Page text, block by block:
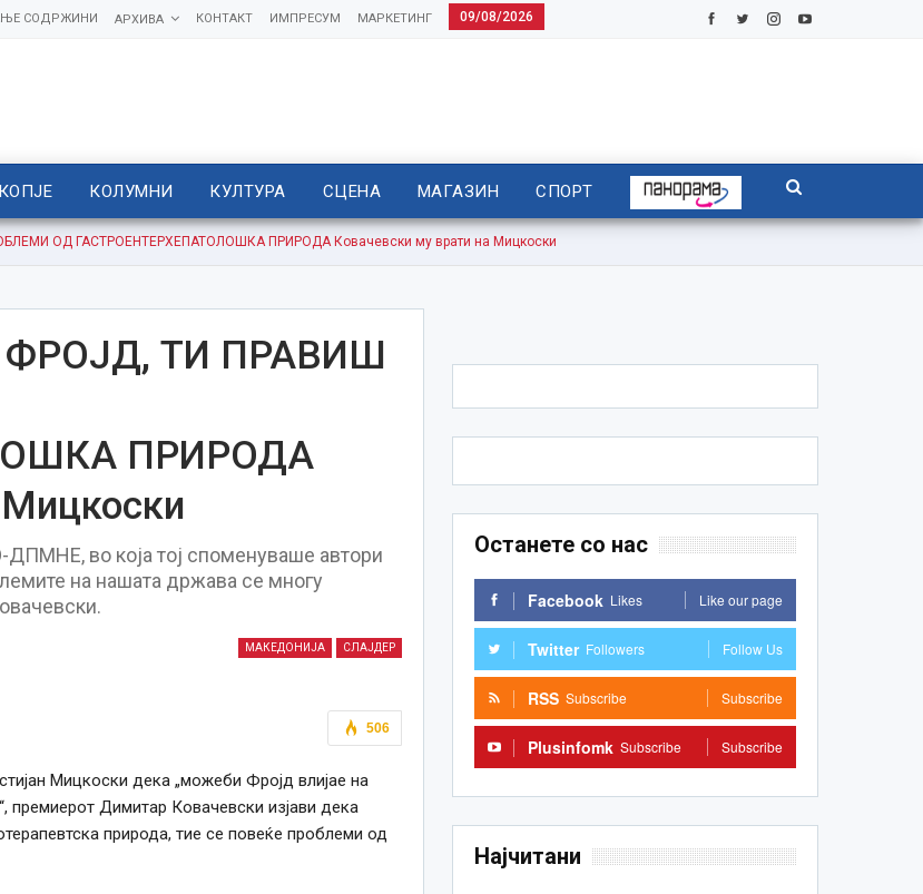
09/08/2026
МАРКЕТИНГ
ИМПРЕСУМ
КОНТАКТ
АРХИВА
СОДРЖИНИ
КОЛУМНИ КУЛТУРА СЦЕНА МАГАЗИН СПОРТ
ОД ГАСТРОЕНТЕРХЕПАТОЛОШКА ПРИРОДА Ковачевски му врати на Мицкоски
ТИ ПРАВИШ
ПРИРОДА
ДПМНЕ, во која тој споменуваше автори
на нашата држава се многу
МАКЕДОНИЈА СЛАЈДЕР
506
Мицкоски дека „можеби Фројд влијае на
премиерот Димитар Ковачевски изјави дека
природа, тие се повеќе проблеми од
Останете со нас
Facebook Likes Like our page
Twitter Followers Follow Us
RSS Subscribe Subscribe
Plusinfomk Subscribe Subscribe
Најчитани